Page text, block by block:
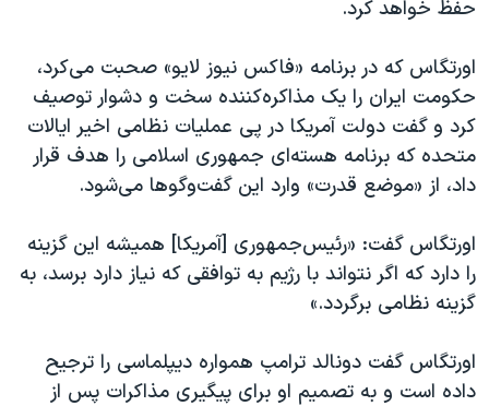
اعتراضات مردمی آبان ۹۸
اسرائیل در جنگ
نرگس محمدی برنده جایزه نوبل صلح
همایش محافظه‌کاران آمریکا «سی‌پک»
صفحه‌های ویژه
حفظ خواهد کرد.
اورتگاس که در برنامه «فاکس نیوز لایو» صحبت می‌کرد،
حکومت ایران را یک مذاکره‌کننده سخت و دشوار توصیف
کرد و گفت دولت آمریکا در پی عملیات‌ نظامی اخیر ایالات
متحده که برنامه هسته‌ای جمهوری اسلامی را هدف قرار
داد، از «موضع قدرت» وارد این گفت‌وگوها می‌شود.
اورتگاس گفت: «رئیس‌جمهوری [آمریکا] همیشه این گزینه
را دارد که اگر نتواند با رژیم به توافقی که نیاز دارد برسد، به
گزینه نظامی برگردد.»
اورتگاس گفت دونالد ترامپ همواره دیپلماسی را ترجیح
داده است و به تصمیم او برای پیگیری مذاکرات پس از